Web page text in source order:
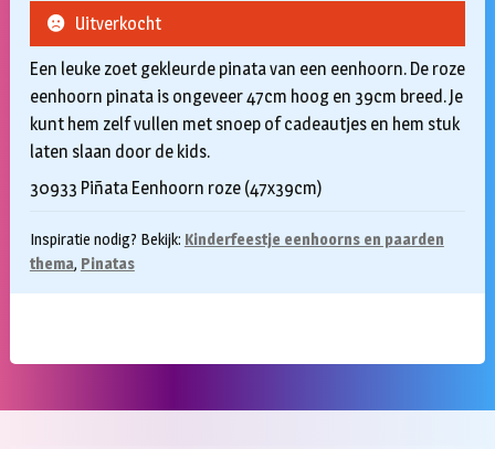
Een leuke zoet gekleurde pinata van een eenhoorn. De roze
eenhoorn pinata is ongeveer 47cm hoog en 39cm breed. Je
kunt hem zelf vullen met snoep of cadeautjes en hem stuk
laten slaan door de kids.
30933 Piñata Eenhoorn roze (47x39cm)
Inspiratie nodig? Bekijk: Kinderfeestje eenhoorns en paarden
thema, Pinatas
Uitverkocht